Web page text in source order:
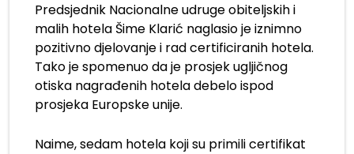
Predsjednik Nacionalne udruge obiteljskih i
malih hotela Šime Klarić naglasio je iznimno
pozitivno djelovanje i rad certificiranih hotela.
Tako je spomenuo da je prosjek ugljičnog
otiska nagrađenih hotela debelo ispod
prosjeka Europske unije.
Naime, sedam hotela koji su primili certifikat